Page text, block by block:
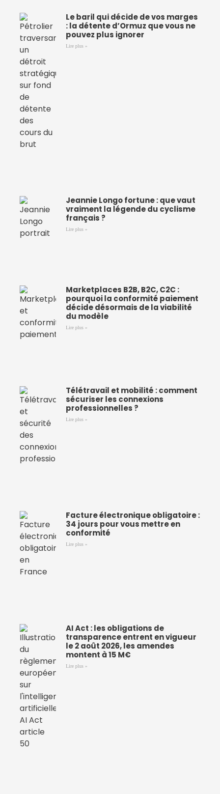
Le baril qui décide de vos marges
: la détente d’Ormuz que vous ne
pouvez plus ignorer
Lire plus »
Jeannie Longo fortune : que vaut
vraiment la légende du cyclisme
français ?
Lire plus »
Marketplaces B2B, B2C, C2C :
pourquoi la conformité paiement
décide désormais de la viabilité
du modèle
Lire plus »
Télétravail et mobilité : comment
sécuriser les connexions
professionnelles ?
Lire plus »
Facture électronique obligatoire :
34 jours pour vous mettre en
conformité
Lire plus »
AI Act : les obligations de
transparence entrent en vigueur
le 2 août 2026, les amendes
montent à 15 M€
Lire plus »